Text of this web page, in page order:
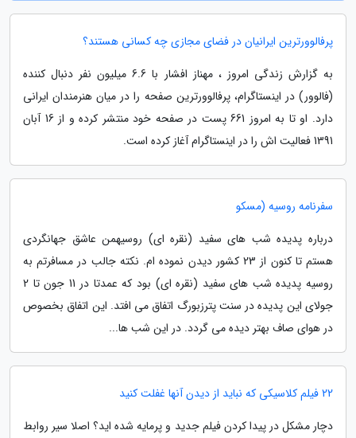
پرفالوورترین ایرانیان در فضای مجازی چه کسانی هستند؟
به گزارش زندگی امروز ، مهناز افشار با 6.6 میلیون نفر دنبال کننده
(فالوور) در اینستاگرام، پرفالوورترین صفحه را در میان هنرمندان ایرانی
دارد. او تا به امروز 661 پست در صفحه خود منتشر کرده و از 16 آبان
1391 فعالیت اش را در اینستاگرام آغاز کرده است.
سفرنامه روسیه (مسکو
درباره پدیده شب های سفید (نقره ای) روسیهمن عاشق جهانگردی
هستم تا کنون از 23 کشور دیدن نموده ام. نکته جالب در مسافرتم به
روسیه پدیده شب های سفید (نقره ای) بود که عمدتا در 11 جون تا 2
جولای این پدیده در سنت پترزبورگ اتفاق می افتد. این اتفاق بخصوص
در هوای صاف بهتر دیده می گردد. در این شب ها...
22 فیلم کلاسیکی که نباید از دیدن آنها غفلت کنید
دچار مشکل در پیدا کردن فیلم جدید و پرمایه شده اید؟ اصلا سیر روابط